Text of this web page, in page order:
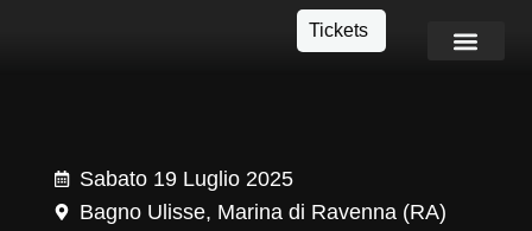
Tickets
Sabato 19 Luglio 2025
Bagno Ulisse, Marina di Ravenna (RA)